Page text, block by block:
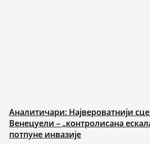
Аналитичари: Највероватнији
Венецуели – „контролисана
потпуне инвазије